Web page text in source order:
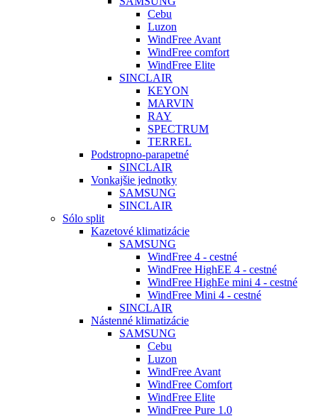
Cebu
Luzon
WindFree Avant
WindFree comfort
WindFree Elite
SINCLAIR
KEYON
MARVIN
RAY
SPECTRUM
TERREL
Podstropno-parapetné
SINCLAIR
Vonkajšie jednotky
SAMSUNG
SINCLAIR
Sólo split
Kazetové klimatizácie
SAMSUNG
WindFree 4 - cestné
WindFree HighEE 4 - cestné
WindFree HighEe mini 4 - cestné
WindFree Mini 4 - cestné
SINCLAIR
Nástenné klimatizácie
SAMSUNG
Cebu
Luzon
WindFree Avant
WindFree Comfort
WindFree Elite
WindFree Pure 1.0